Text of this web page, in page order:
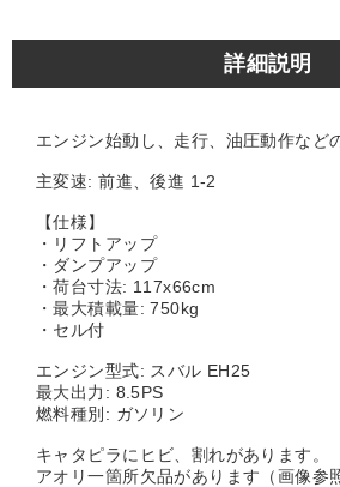
詳細説明
エンジン始動し、走行、油圧動作など
主変速: 前進、後進 1-2
【仕様】
・リフトアップ
・ダンプアップ
・荷台寸法: 117x66cm
・最大積載量: 750kg
・セル付
エンジン型式: スバル EH25
最大出力: 8.5PS
燃料種別: ガソリン
キャタピラにヒビ、割れがあります。
アオリ一箇所欠品があります（画像参